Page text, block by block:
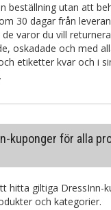
beställning utan att
30 dagar från
varor du vill
oskadade och med
etiketter kvar och i
kuponger för alla
hitta giltiga DressInn-
och kategorier.